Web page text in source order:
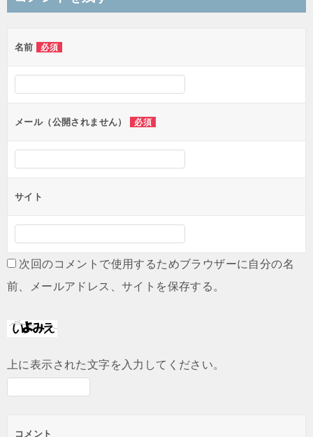
ビ
ー
シ
ョ
ン
名前 必須
メール（公開されません） 必須
サイト
次回のコメントで使用するためブラウザーに自分の名
前、メールアドレス、サイトを保存する。
上に表示された文字を入力してください。
コメント